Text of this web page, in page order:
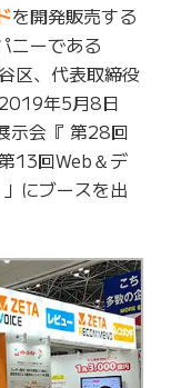
を開発販売する
ニーである
区、代表取締役
年5月8日
示会『 第28回
13回Web＆デ
にブースを出